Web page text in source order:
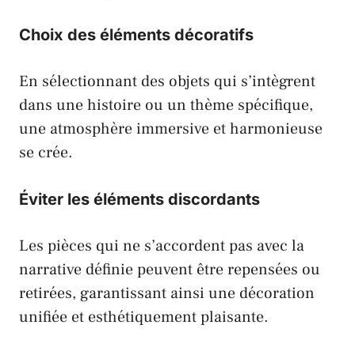
Choix des éléments décoratifs
En sélectionnant des objets qui s’intègrent
dans une histoire ou un thème spécifique,
une atmosphère immersive et harmonieuse
se crée.
Éviter les éléments discordants
Les pièces qui ne s’accordent pas avec la
narrative définie peuvent être repensées ou
retirées, garantissant ainsi une décoration
unifiée et esthétiquement plaisante.